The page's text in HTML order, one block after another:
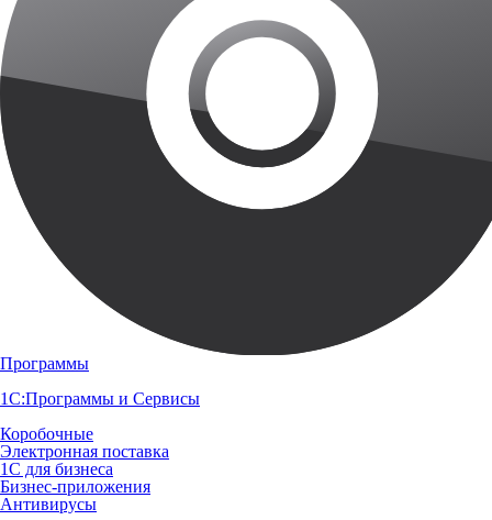
Программы
1С:Программы и Сервисы
Коробочные
Электронная поставка
1С для бизнеса
Бизнес-приложения
Антивирусы